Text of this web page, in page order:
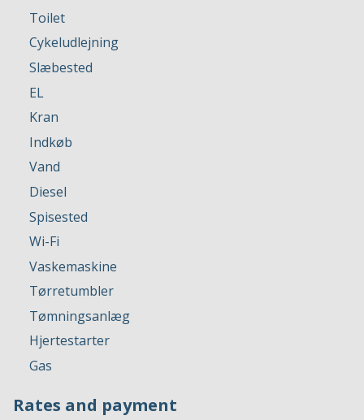
Toilet
Cykeludlejning
Slæbested
EL
Kran
Indkøb
Vand
Diesel
Spisested
Wi-Fi
Vaskemaskine
Tørretumbler
Tømningsanlæg
Hjertestarter
Gas
Rates and payment